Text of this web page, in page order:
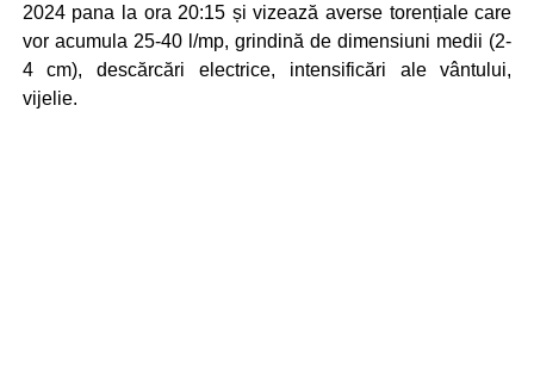
2024 pana la ora 20:15 și vizează averse torențiale care
vor acumula 25-40 l/mp, grindină de dimensiuni medii (2-
4 cm), descărcări electrice, intensificări ale vântului,
vijelie.